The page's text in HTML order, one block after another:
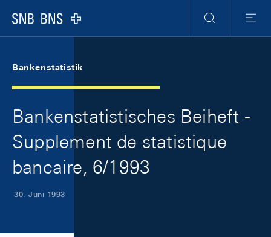
Logo
Suche
Menu
Bankenstatistik
Bankenstatistisches Beiheft -
Supplement de statistique
bancaire, 6/1993
30. Juni 1993